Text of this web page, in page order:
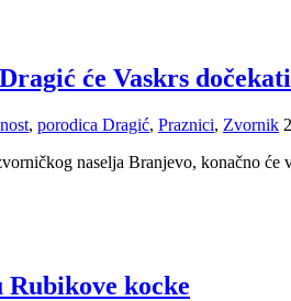
će Vaskrs
, porodica Dragić, Praznici, Zvornik
naselja Branjevo, konačno će
kocke